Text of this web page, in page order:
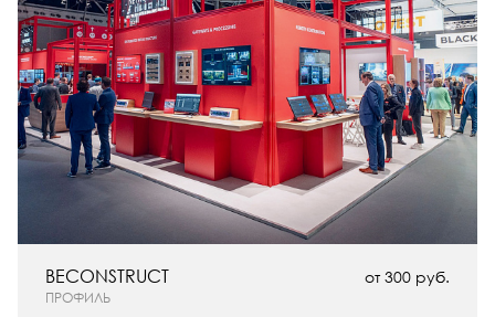
от 300 руб.
ПРОФИЛЬ
BECONSTRUCT